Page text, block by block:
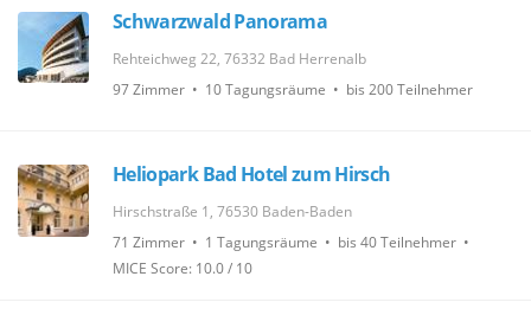
Schwarzwald Panorama
Rehteichweg 22, 76332 Bad Herrenalb
97 Zimmer • 10 Tagungsräume • bis 200 Teilnehmer
Heliopark Bad Hotel zum Hirsch
Hirschstraße 1, 76530 Baden-Baden
71 Zimmer • 1 Tagungsräume • bis 40 Teilnehmer •
MICE Score: 10.0 / 10